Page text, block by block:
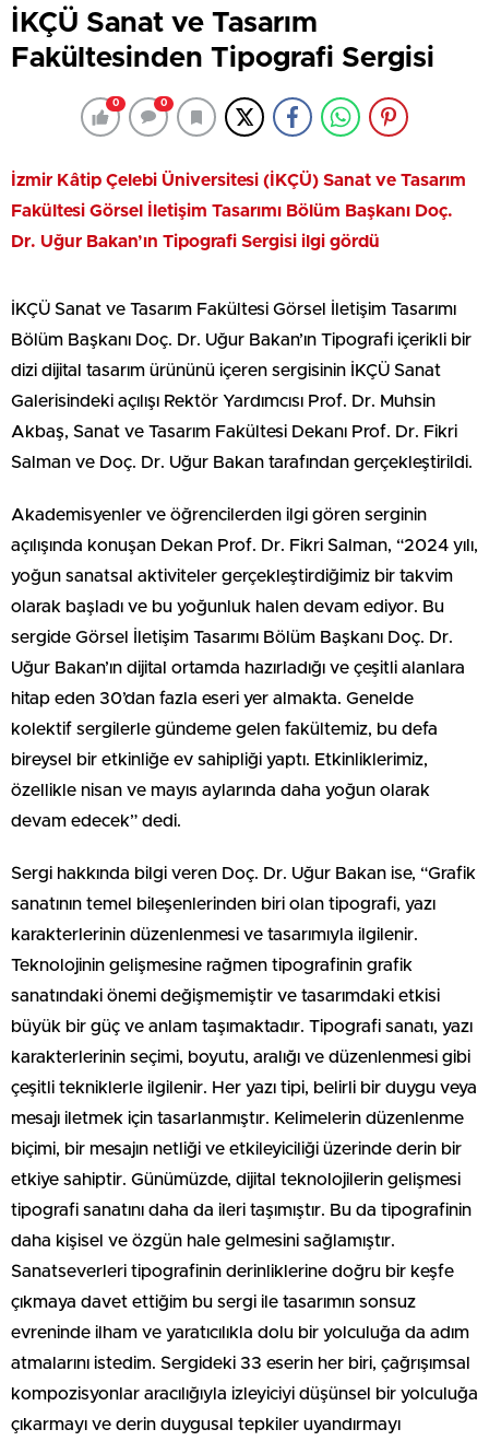
İKÇÜ Sanat ve Tasarım
Fakültesinden Tipografi Sergisi
0 0
İzmir Kâtip Çelebi Üniversitesi (İKÇÜ) Sanat ve Tasarım
Fakültesi Görsel İletişim Tasarımı Bölüm Başkanı Doç.
Dr. Uğur Bakan’ın Tipografi Sergisi ilgi gördü
İKÇÜ Sanat ve Tasarım Fakültesi Görsel İletişim Tasarımı
Bölüm Başkanı Doç. Dr. Uğur Bakan’ın Tipografi içerikli bir
dizi dijital tasarım ürününü içeren sergisinin İKÇÜ Sanat
Galerisindeki açılışı Rektör Yardımcısı Prof. Dr. Muhsin
Akbaş, Sanat ve Tasarım Fakültesi Dekanı Prof. Dr. Fikri
Salman ve Doç. Dr. Uğur Bakan tarafından gerçekleştirildi.
Akademisyenler ve öğrencilerden ilgi gören serginin
açılışında konuşan Dekan Prof. Dr. Fikri Salman, “2024 yılı,
yoğun sanatsal aktiviteler gerçekleştirdiğimiz bir takvim
olarak başladı ve bu yoğunluk halen devam ediyor. Bu
sergide Görsel İletişim Tasarımı Bölüm Başkanı Doç. Dr.
Uğur Bakan’ın dijital ortamda hazırladığı ve çeşitli alanlara
hitap eden 30’dan fazla eseri yer almakta. Genelde
kolektif sergilerle gündeme gelen fakültemiz, bu defa
bireysel bir etkinliğe ev sahipliği yaptı. Etkinliklerimiz,
özellikle nisan ve mayıs aylarında daha yoğun olarak
devam edecek” dedi.
Sergi hakkında bilgi veren Doç. Dr. Uğur Bakan ise, “Grafik
sanatının temel bileşenlerinden biri olan tipografi, yazı
karakterlerinin düzenlenmesi ve tasarımıyla ilgilenir.
Teknolojinin gelişmesine rağmen tipografinin grafik
sanatındaki önemi değişmemiştir ve tasarımdaki etkisi
büyük bir güç ve anlam taşımaktadır. Tipografi sanatı, yazı
karakterlerinin seçimi, boyutu, aralığı ve düzenlenmesi gibi
çeşitli tekniklerle ilgilenir. Her yazı tipi, belirli bir duygu veya
mesajı iletmek için tasarlanmıştır. Kelimelerin düzenlenme
biçimi, bir mesajın netliği ve etkileyiciliği üzerinde derin bir
etkiye sahiptir. Günümüzde, dijital teknolojilerin gelişmesi
tipografi sanatını daha da ileri taşımıştır. Bu da tipografinin
daha kişisel ve özgün hale gelmesini sağlamıştır.
Sanatseverleri tipografinin derinliklerine doğru bir keşfe
çıkmaya davet ettiğim bu sergi ile tasarımın sonsuz
evreninde ilham ve yaratıcılıkla dolu bir yolculuğa da adım
atmalarını istedim. Sergideki 33 eserin her biri, çağrışımsal
kompozisyonlar aracılığıyla izleyiciyi düşünsel bir yolculuğa
çıkarmayı ve derin duygusal tepkiler uyandırmayı